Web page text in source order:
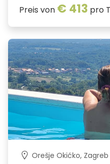
Preis von € 413 pro
Orešje Okićko,